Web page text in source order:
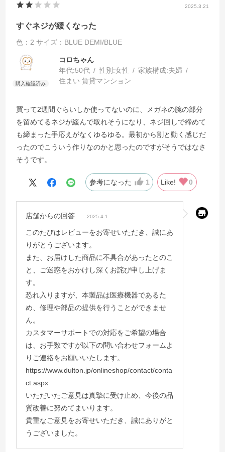
2025.3.21
すぐネジが緩くなった
色：2 サイズ：BLUE DEMI/BLUE
コロちゃん
年代:50代 性別:女性 家族構成:夫婦
住まい:賃貸マンション
買って2週間ぐらいしか使ってないのに、メガネの腕の部分
を留めてるネジが緩んで取れそうになり、ネジ回しで締めて
も締まった手応えがなくゆるゆる。最初から割と動く感じだ
ったのでこういう作りなのかと思ったのですがそうではなさ
そうです。
参考になった 1 Like! 0
店舗からの回答 2025.4.1
このたびはレビューをお寄せいただき、誠にあ
りがとうございます。
また、お届けした商品に不具合があったとのこ
と、ご迷惑をおかけし深くお詫び申し上げま
す。
恐れ入りますが、本製品は医療機器であるた
め、修理や部品の提供を行うことができませ
ん。
カスタマーサポートでの対応をご希望の場合
は、お手数ですが以下の問い合わせフォームよ
りご連絡をお願いいたします。
https://www.dulton.jp/onlineshop/contact/conta
ct.aspx
いただいたご意見は真摯に受け止め、今後の品
質改善に努めてまいります。
貴重なご意見をお寄せいただき、誠にありがと
うございました。